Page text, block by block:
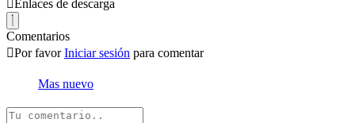
Enlaces de descarga
Comentarios
Por favorIniciar sesión para comentar
Mas nuevo